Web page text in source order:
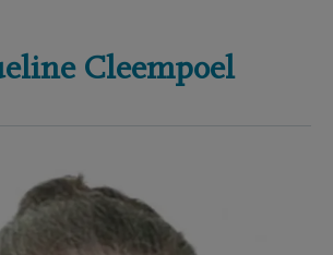
Cleempoel